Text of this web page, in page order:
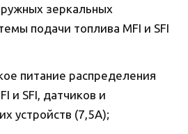
зеркальных
подачи топлива MFI и SFI
питание распределения
и SFI, датчиков и
устройств (7,5А);